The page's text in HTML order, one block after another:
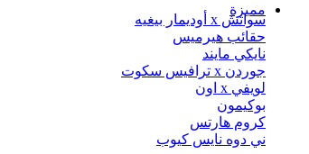
مميزة
سواتش x أوديمار بيغيه
حقائب هيرميس
نايكي مايند
جوردن x ترافيس سكوت
لويفي x اون
بوكيمون
كروم هارتس
ني دوه نايس كيوب